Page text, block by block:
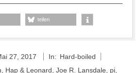
teilen
27, 2017 In: Hard-boiled
Hap & Leonard Joe R. Lansdale pi